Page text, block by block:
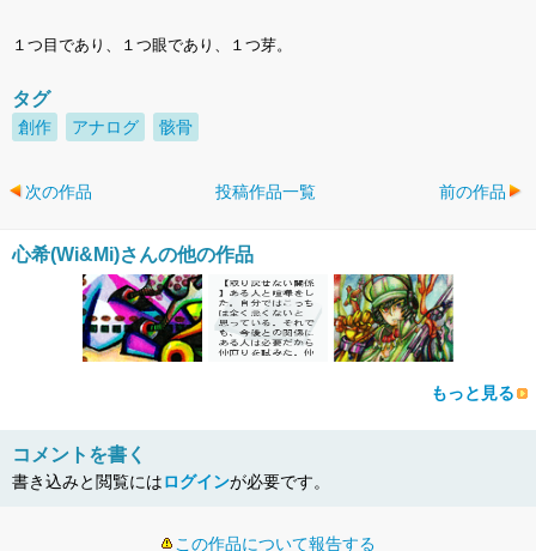
１つ目であり、１つ眼であり、１つ芽。
タグ
創作 アナログ 骸骨
次の作品 投稿作品一覧 前の作品
心希(Wi&Mi)さんの他の作品
もっと見る
コメントを書く
書き込みと閲覧にはログインが必要です。
この作品について報告する